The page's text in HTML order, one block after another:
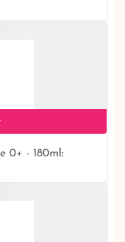
0+ - 180ml: